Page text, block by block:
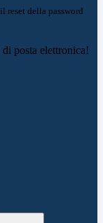
reset della password
posta elettronica!